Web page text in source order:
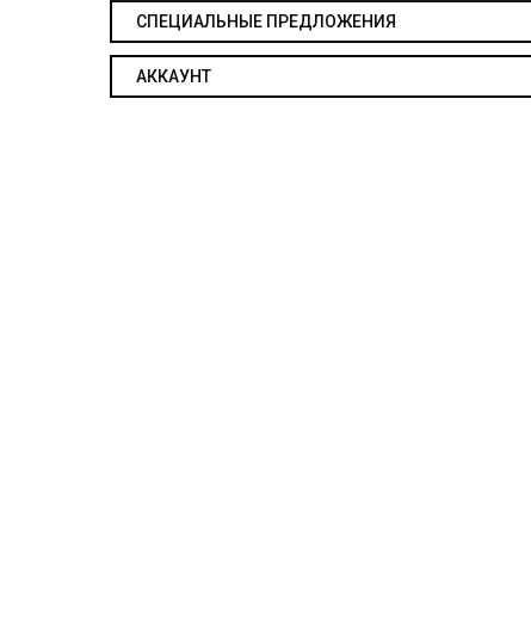
СПЕЦИАЛЬНЫЕ ПРЕДЛОЖЕНИЯ
АККАУНТ